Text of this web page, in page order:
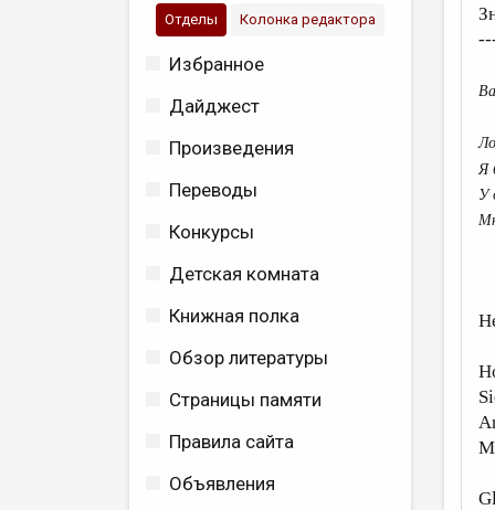
Отделы Колонка редактора
Избранное
Дайджест
Произведения
Переводы
Конкурсы
Детская комната
Книжная полка
Обзор литературы
Страницы памяти
Правила сайта
Объявления
Я
У